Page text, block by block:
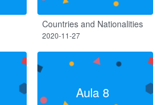
Countries and Nationalities
2020-11-27
Aula 8